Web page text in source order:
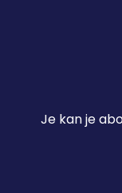
Je kan je